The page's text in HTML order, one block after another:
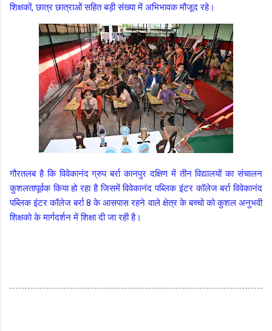
शिक्षकों, छात्र छात्राओं सहित बड़ी संख्या में अभिभावक मौजूद रहे।
गौरतलब है कि विवेकानंद ग्रुप बर्रा कानपुर दक्षिण में तीन विद्यालयों का संचालन
कुशलतापूर्वक किया हो रहा है जिसमें विवेकानंद पब्लिक इंटर कॉलेज बर्रा विवेकानंद
पब्लिक इंटर कॉलेज बर्रा 8 के आसपास रहने वाले क्षेत्र के बच्चो को कुशल अनुभवी
शिक्षको के मार्गदर्शन में शिक्षा दी जा रही है।